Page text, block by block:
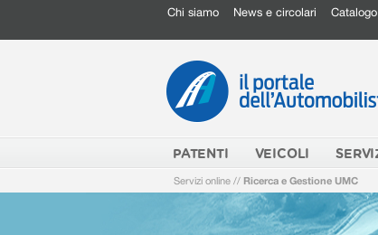
Chi siamo News e circolari
PATENTI VEICOLI
Servizi online // Ricerca e Gestione UMC